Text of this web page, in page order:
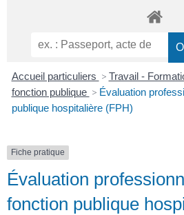
Accueil particuliers > Travail -
fonction publique > Évaluation
publique hospitalière (FPH)
Fiche pratique
Évaluation
fonction publique